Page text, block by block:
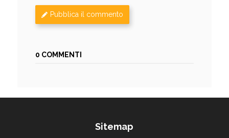
Pubblica il commento
0 COMMENTI
Sitemap